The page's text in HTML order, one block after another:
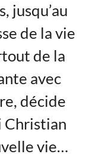
jusqu’au
de la vie
de la
avec
décide
Christian
vie…